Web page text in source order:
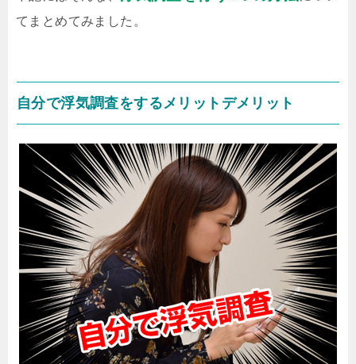
てまとめてみました。
自分で浮気調査をするメリットデメリット